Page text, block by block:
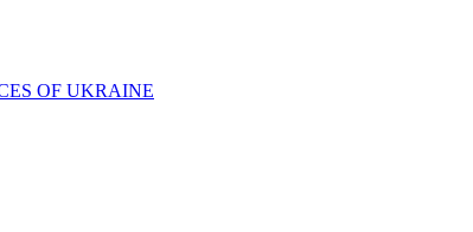
OF UKRAINE